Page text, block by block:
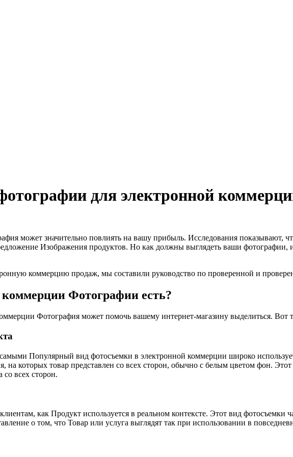
для электронной
может значительно повлиять на вашу прибыль. Исследования показывают,
Изображения продуктов. Но как должны выглядеть ваши
коммерцию продаж, мы составили руководство по проверенной и
Фотографии есть?
Фотография может помочь вашему интернет-магазину выделиться. Вот
Популярный вид фотосъемки в электронной коммерции широко
на которых товар представлен со всех сторон, обычно с белым цветом фон.
со всех сторон.
как Продукт используется в реальном контексте. Этот вид фотосъемки
о том, что Товар или услуга выглядят так при использовании в